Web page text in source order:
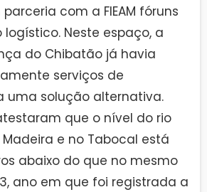
com a FIEAM fóruns
logístico. Neste espaço, a
do Chibatão já havia
serviços de
uma solução alternativa.
que o nível do rio
e no Tabocal está
abaixo do que no mesmo
ano em que foi registrada a